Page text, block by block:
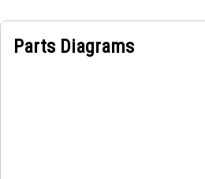
Parts Diagrams